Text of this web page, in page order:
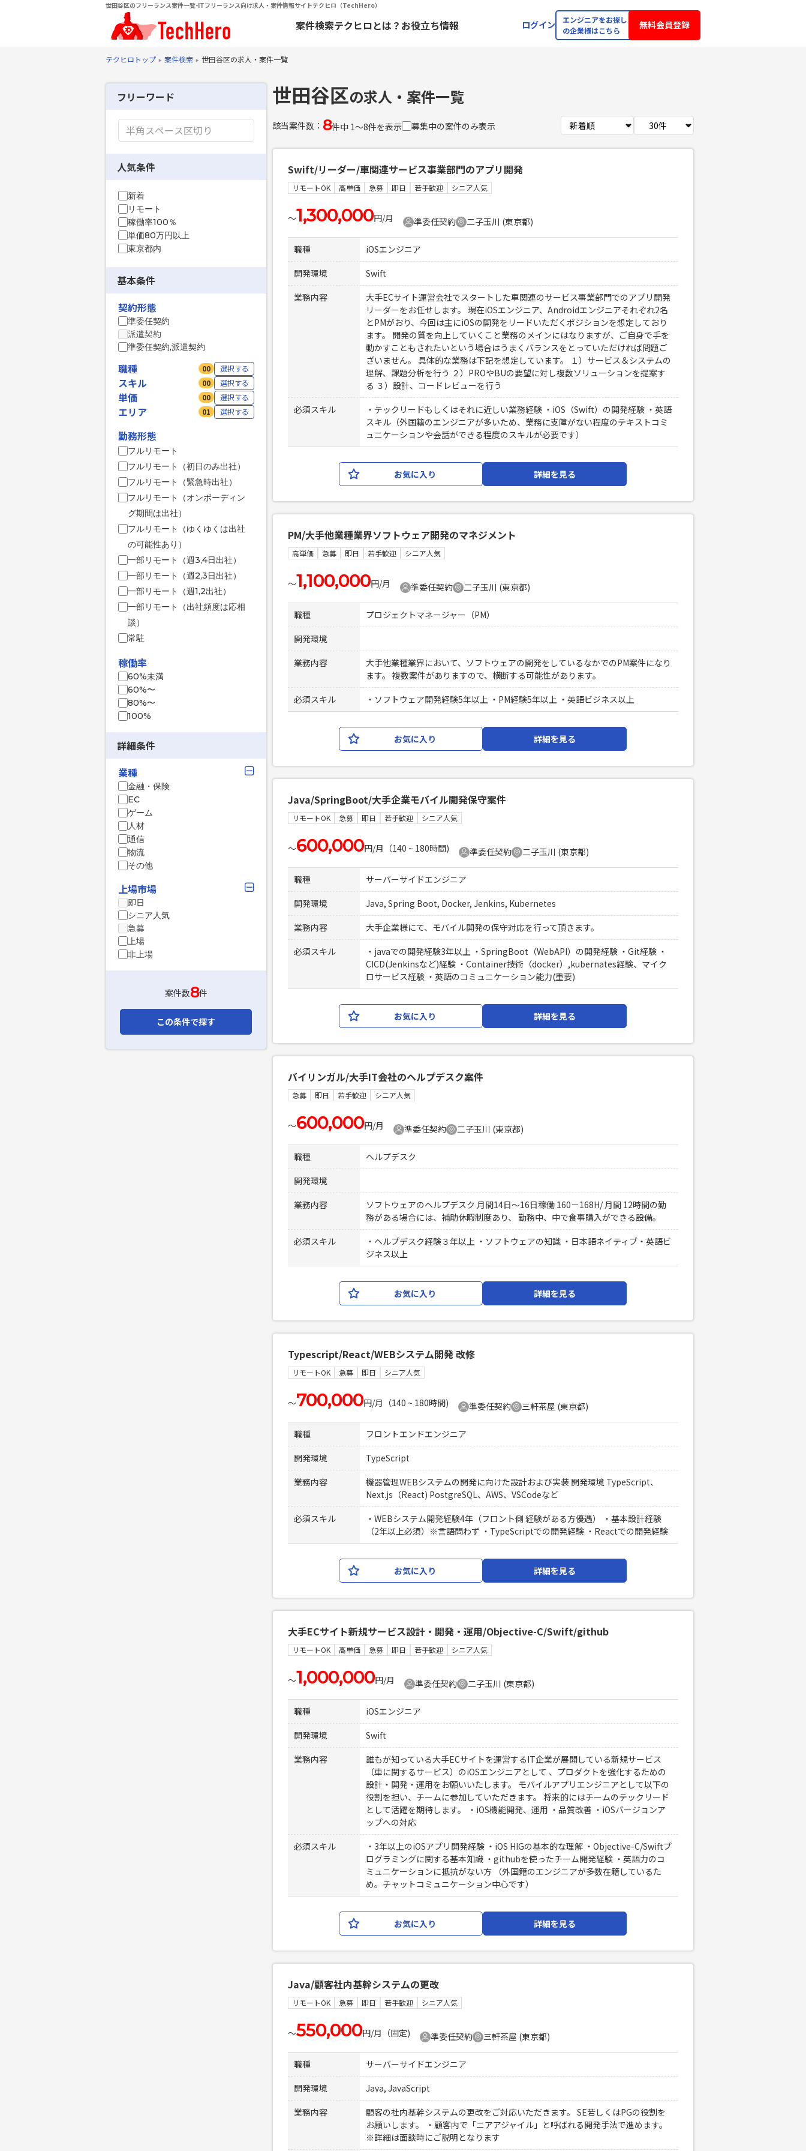
世田谷区のフリーランス案件一覧-ITフリーランス向け求人・案件情報サイトテクヒロ（TechHero）
案件検索テクヒロとは？ お役立ち情報 ログイン
エンジニアをお探し
の企業様はこちら
無料会員登録
テクヒロトップ 案件検索 世田谷区の求人・案件一覧
フリーワード
人気条件
新着
リモート
稼働率100％
単価80万円以上
東京都内
基本条件
契約形態
準委任契約
派遣契約
準委任契約,派遣契約
職種 00 選択する
スキル 00 選択する
単価 00 選択する
エリア 01 選択する
勤務形態
フルリモート
フルリモート（初日のみ出社）
フルリモート（緊急時出社）
フルリモート（オンボーディン
グ期間は出社）
フルリモート（ゆくゆくは出社
の可能性あり）
一部リモート（週3,4日出社）
一部リモート（週2,3日出社）
一部リモート（週1,2出社）
一部リモート（出社頻度は応相
談）
常駐
稼働率
60%未満
60%〜
80%〜
100%
詳細条件
業種
金融・保険
EC
ゲーム
人材
通信
物流
その他
上場市場
即日
シニア人気
急募
上場
非上場
案件数8件
この条件で探す
世田谷区の求人・案件一覧
該当案件数： 8件中 1〜8件を表示 募集中の案件のみ表示
Swift/リーダー/車関連サービス事業部門のアプリ開発
リモートOK 高単価 急募 即日 若手歓迎 シニア人気
〜1,300,000円/月 準委任契約 二子玉川 (東京都)
職種
iOSエンジニア
開発環境
Swift
業務内容
大手ECサイト運営会社でスタートした車関連のサービス事業部門でのアプリ開発
リーダーをお任せします。 現在iOSエンジニア、Androidエンジニアそれぞれ2名
とPMがおり、今回は主にiOSの開発をリードいただくポジションを想定しており
ます。 開発の質を向上していくこと業務のメインにはなりますが、ご自身で手を
動かすこともされたいという場合はうまくバランスをとっていただければ問題ご
ざいません。 具体的な業務は下記を想定しています。 １）サービス＆システムの
理解、課題分析を行う ２）PROやBUの要望に対し複数ソリューションを提案す
る ３）設計、コードレビューを行う
必須スキル
・テックリードもしくはそれに近しい業務経験 ・iOS（Swift）の開発経験 ・英語
スキル（外国籍のエンジニアが多いため、業務に支障がない程度のテキストコミ
ュニケーションや会話ができる程度のスキルが必要です）
お気に入り 詳細を見る
PM/大手他業種業界ソフトウェア開発のマネジメント
高単価 急募 即日 若手歓迎 シニア人気
〜1,100,000円/月 準委任契約 二子玉川 (東京都)
職種
プロジェクトマネージャー（PM）
開発環境
業務内容
大手他業種業界において、ソフトウェアの開発をしているなかでのPM案件になり
ます。 複数案件がありますので、横断する可能性があります。
必須スキル
・ソフトウェア開発経験5年以上 ・PM経験5年以上 ・英語ビジネス以上
お気に入り 詳細を見る
Java/SpringBoot/大手企業モバイル開発保守案件
リモートOK 急募 即日 若手歓迎 シニア人気
〜600,000円/月（140 ~ 180時間) 準委任契約 二子玉川 (東京都)
職種
サーバーサイドエンジニア
開発環境
Java, Spring Boot, Docker, Jenkins, Kubernetes
業務内容
大手企業様にて、モバイル開発の保守対応を行って頂きます。
必須スキル
・javaでの開発経験3年以上 ・SpringBoot（WebAPI）の開発経験 ・Git経験 ・
CICD(Jenkinsなど)経験 ・Container技術（docker）,kubernates経験、マイク
ロサービス経験 ・英語のコミュニケーション能力(重要)
お気に入り 詳細を見る
バイリンガル/大手IT会社のヘルプデスク案件
急募 即日 若手歓迎 シニア人気
〜600,000円/月 準委任契約 二子玉川 (東京都)
職種
ヘルプデスク
開発環境
業務内容
ソフトウェアのヘルプデスク 月間14日～16日稼働 160－168H/ 月間 12時間の勤
務がある場合には、補助休暇制度あり、 勤務中、中で食事購入ができる設備。
必須スキル
・ヘルプデスク経験３年以上 ・ソフトウェアの知識 ・日本語ネイティブ・英語ビ
ジネス以上
お気に入り 詳細を見る
Typescript/React/WEBシステム開発 改修
リモートOK 急募 即日 シニア人気
〜700,000円/月（140 ~ 180時間) 準委任契約 三軒茶屋 (東京都)
職種
フロントエンドエンジニア
開発環境
TypeScript
業務内容
機器管理WEBシステムの開発に向けた設計および実装 開発環境 TypeScript、
Next.js（React) PostgreSQL、AWS、VSCodeなど
必須スキル
・WEBシステム開発経験4年（フロント側 経験がある方優遇） ・基本設計経験
（2年以上必須）※言語問わず ・TypeScriptでの開発経験 ・Reactでの開発経験
お気に入り 詳細を見る
大手ECサイト新規サービス設計・開発・運用/Objective-C/Swift/github
リモートOK 高単価 急募 即日 若手歓迎 シニア人気
〜1,000,000円/月 準委任契約 二子玉川 (東京都)
職種
iOSエンジニア
開発環境
Swift
業務内容
誰もが知っている大手ECサイトを運営するIT企業が展開している新規サービス
（車に関するサービス）のiOSエンジニアとして 、プロダクトを強化するための
設計・開発・運用をお願いいたします。 モバイルアプリエンジニアとして以下の
役割を担い、チームに参加していただきます。 将来的にはチームのテックリード
として活躍を期待します。 ・iOS機能開発、運用 ・品質改善 ・iOSバージョンア
ップへの対応
必須スキル
・3年以上のiOSアプリ開発経験 ・iOS HIGの基本的な理解 ・Objective-C/Swiftプ
ログラミングに関する基本知識 ・githubを使ったチーム開発経験 ・英語力のコ
ミュニケーションに抵抗がない方 （外国籍のエンジニアが多数在籍しているた
め。チャットコミュニケーション中心です）
お気に入り 詳細を見る
Java/顧客社内基幹システムの更改
リモートOK 急募 即日 若手歓迎 シニア人気
〜550,000円/月（固定) 準委任契約 三軒茶屋 (東京都)
職種
サーバーサイドエンジニア
開発環境
Java, JavaScript
業務内容
顧客の社内基幹システムの更改をご対応いただきます。 SE若しくはPGの役割を
お願いします。 ・顧客内で「ニアアジャイル」と呼ばれる開発手法で進めます。
※詳細は面談時にご説明となります